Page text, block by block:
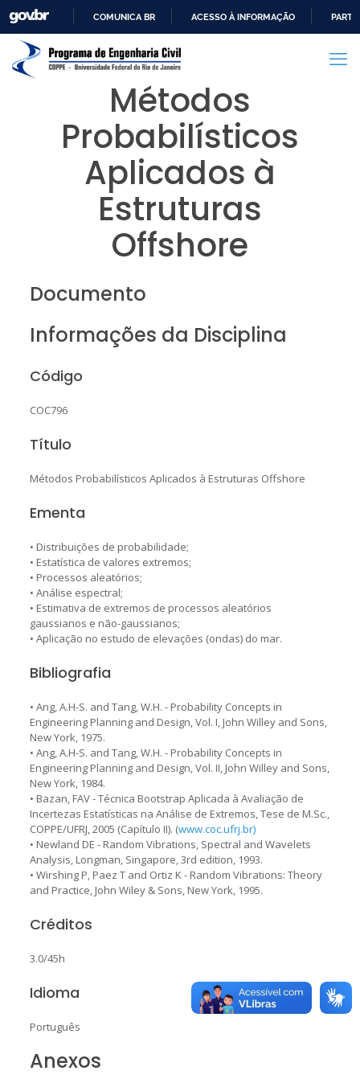
PARA
CONTEÚDO
COMUNICA BR ACESSO À INFORMAÇÃO
Métodos
Probabilísticos
Aplicados à
Estruturas
Offshore
Documento
Informações da Disciplina
Código
COC796
Título
Métodos Probabilísticos Aplicados à Estruturas Offshore
Ementa
• Distribuições de probabilidade;
• Estatística de valores extremos;
• Processos aleatórios;
• Análise espectral;
• Estimativa de extremos de processos aleatórios
gaussianos e não-gaussianos;
• Aplicação no estudo de elevações (ondas) do mar.
Bibliografia
• Ang, A.H-S. and Tang, W.H. - Probability Concepts in
Engineering Planning and Design, Vol. I, John Willey and Sons,
New York, 1975.
• Ang, A.H-S. and Tang, W.H. - Probability Concepts in
Engineering Planning and Design, Vol. II, John Willey and Sons,
New York, 1984.
• Bazan, FAV - Técnica Bootstrap Aplicada à Avaliação de
Incertezas Estatísticas na Análise de Extremos, Tese de M.Sc.,
COPPE/UFRJ, 2005 (Capítulo II). (www.coc.ufrj.br)
• Newland DE - Random Vibrations, Spectral and Wavelets
Analysis, Longman, Singapore, 3rd edition, 1993.
• Wirshing P, Paez T and Ortiz K - Random Vibrations: Theory
and Practice, John Wiley & Sons, New York, 1995.
Créditos
3.0/45h
Idioma
Português
Anexos